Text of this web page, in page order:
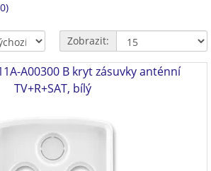
Zobrazit:
A00300 B kryt zásuvky anténní
TV+R+SAT, bílý